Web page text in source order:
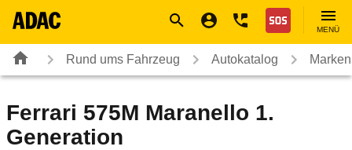
Nothilfe
MENÜ
Rund ums Fahrzeug Autokatalog
Ferrari 575M Maranello 1.
Generation